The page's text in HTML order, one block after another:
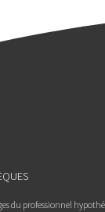
du professionnel